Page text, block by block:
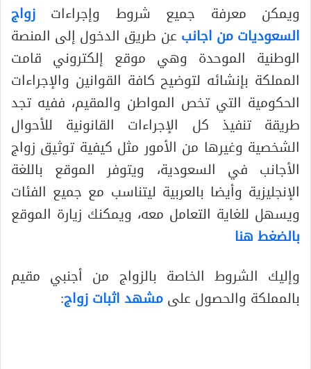
ويمكن معرفة جميع شروط وإجراءات
زواج
السعوديات من اجانب عن طريق الدخول إلى المنصة
الوطنية الموحدة وهي موقع إلكتروني قامت
المملكة بإنشائه لتوضيح كافة القوانين والإجراءات
الحكومية التي تخص المواطن والمقيم، ففيه تجد
طريقة تنفيذ كل الإجراءات القانونية للأحوال
الشخصية وغيرها من الأمور مثل كيفية توثيق زواج
الأجانب في السعودية، ويتوفر الموقع باللغة
الإنجليزية وأيضا بالعربية ليتناسب مع جميع الفئات
ويسهل للغاية التعامل معه، ويمكنك زيارة الموقع
بالضغط هنا
وإليك الشروط الخاصة بالزواج من أجنبي مقيم
بالمملكة والحصول علىمشهد اثبات زواج: